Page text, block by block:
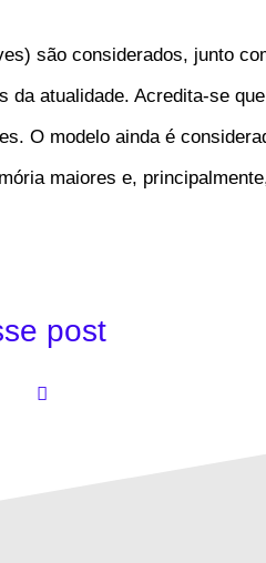
são considerados, junto
da atualidade. Acredita-se
O modelo ainda é
maiores e,
post